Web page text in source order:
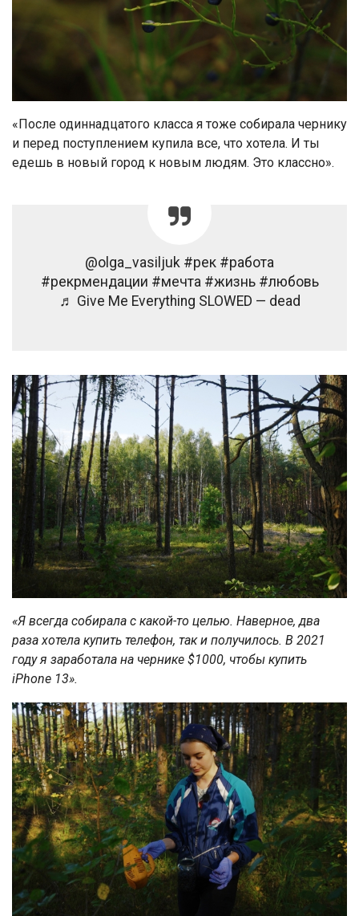
«После одиннадцатого класса я тоже собирала чернику
и перед поступлением купила все, что хотела. И ты
едешь в новый город к новым людям. Это классно».
@olga_vasiljuk #рек #работа
#рекрмендации #мечта #жизнь #любовь
♬ Give Me Everything SLOWED — dead
«Я всегда собирала с какой-то целью. Наверное, два
раза хотела купить телефон, так и получилось. В 2021
году я заработала на чернике $1000, чтобы купить
iPhone 13».